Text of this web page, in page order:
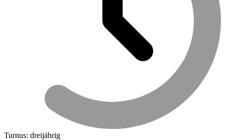
Turnus: dreijährig